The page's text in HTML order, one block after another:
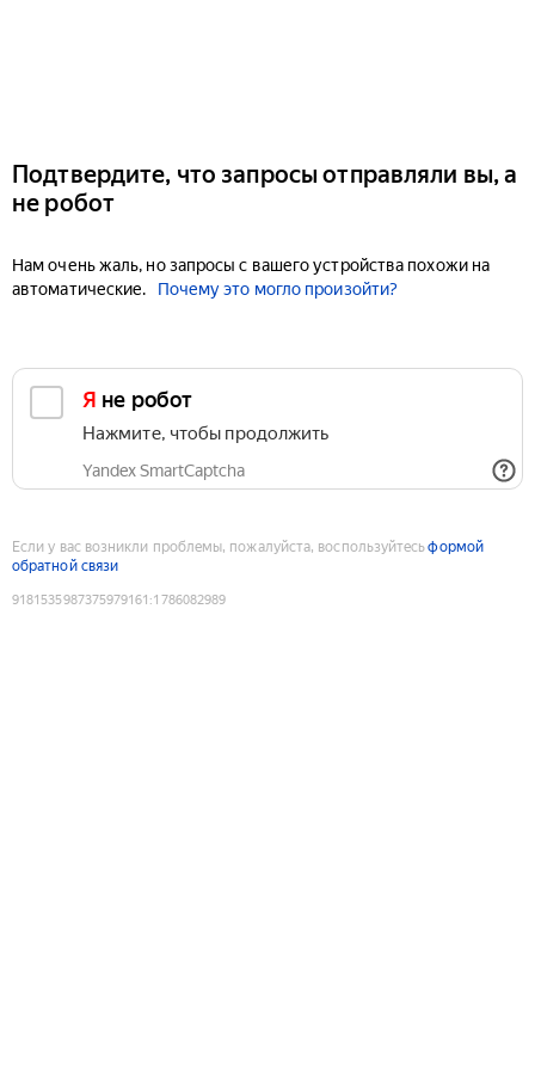
Подтвердите, что запросы отправляли вы, а
не робот
Нам очень жаль, но запросы с вашего устройства похожи на
автоматические.
Почему это могло произойти?
Я не робот
Нажмите, чтобы продолжить
Yandex SmartCaptcha
Если у вас возникли проблемы, пожалуйста, воспользуйтесьформой
обратной связи
9181535987375979161 :1786082989